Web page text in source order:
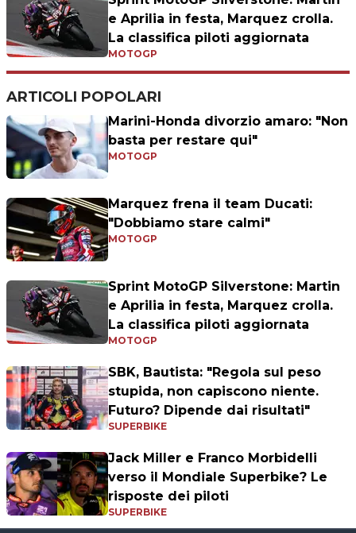
e Aprilia in festa, Marquez crolla.
La classifica piloti aggiornata
MOTOGP
ARTICOLI POPOLARI
Marini-Honda divorzio amaro: "Non
basta per restare qui"
MOTOGP
Marquez frena il team Ducati:
"Dobbiamo stare calmi"
MOTOGP
Sprint MotoGP Silverstone: Martin
e Aprilia in festa, Marquez crolla.
La classifica piloti aggiornata
MOTOGP
SBK, Bautista: "Regola sul peso
stupida, non capiscono niente.
Futuro? Dipende dai risultati"
SUPERBIKE
Jack Miller e Franco Morbidelli
verso il Mondiale Superbike? Le
risposte dei piloti
SUPERBIKE